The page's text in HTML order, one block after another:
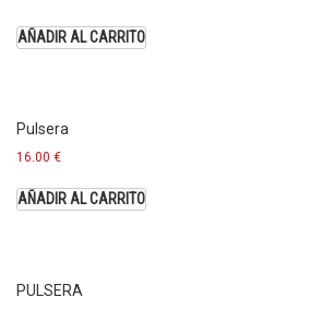
AÑADIR AL CARRITO
Pulsera
16.00 €
AÑADIR AL CARRITO
PULSERA